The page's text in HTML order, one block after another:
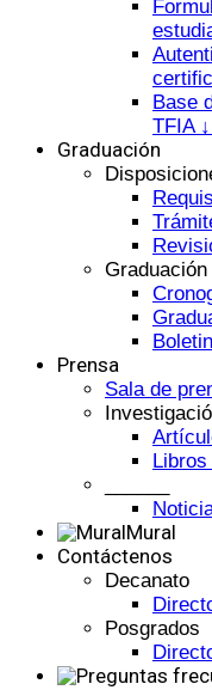
Base
TFIA
Graduación
Graduación
Prensa
Sala de
Mural
Contáctenos
Decanato
Posgrados